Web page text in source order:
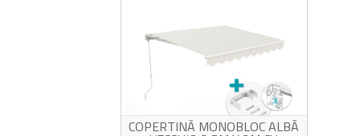
COPERTINĂ MONOBLOC ALBĂ